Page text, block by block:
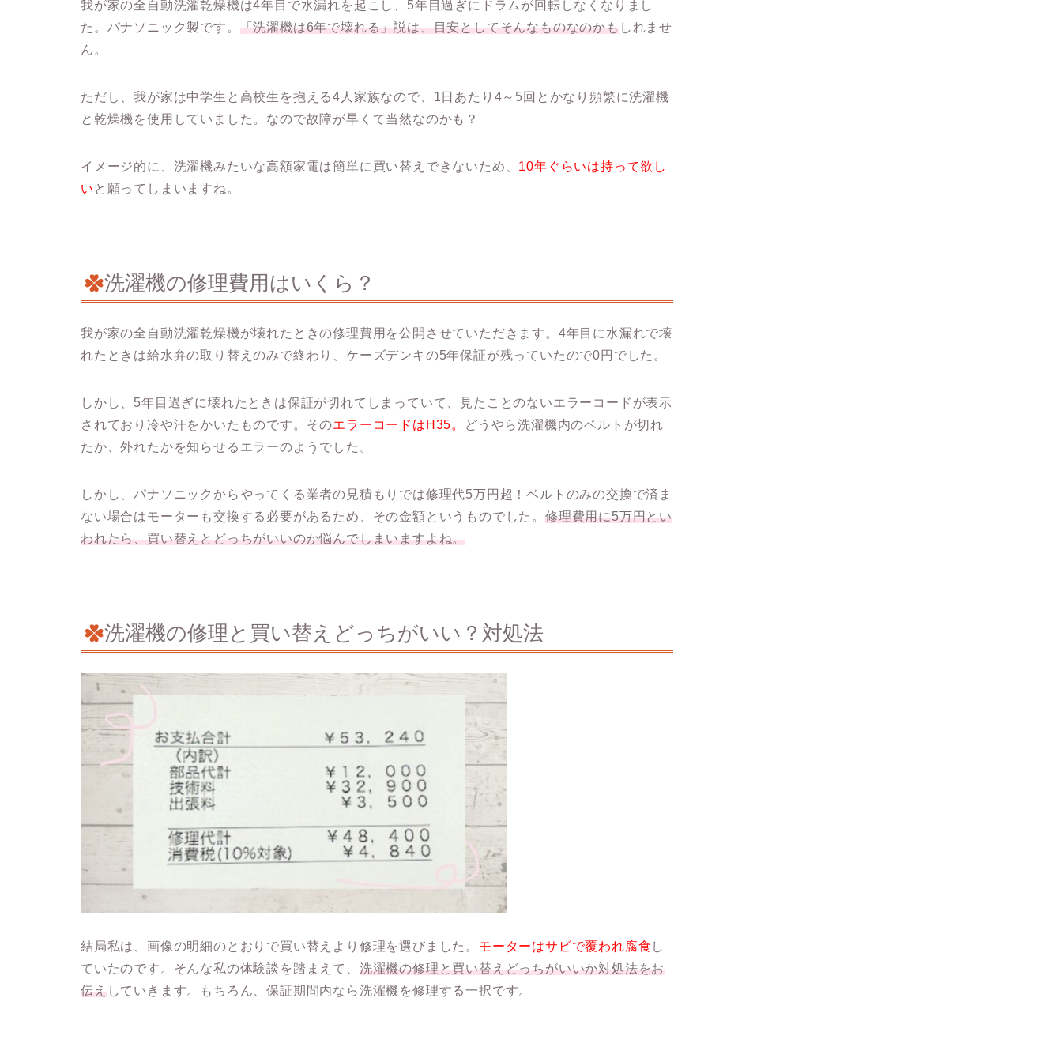
我が家の全自動洗濯乾燥機は4年目で水漏れを起こし、5年目過ぎにドラムが回転しなくなりまし
た。パナソニック製です。 「洗濯機は6年で壊れる」説は、目安としてそんなものなのかもしれませ
ん。
ただし、我が家は中学生と高校生を抱える4人家族なので、1日あたり4～5回とかなり頻繁に洗濯機
と乾燥機を使用していました。なので故障が早くて当然なのかも？
イメージ的に、洗濯機みたいな高額家電は簡単に買い替えできないため、 10年ぐらいは持って欲し
い と願ってしまいますね。
洗濯機の修理費用はいくら？
我が家の全自動洗濯乾燥機が壊れたときの修理費用を公開させていただきます。4年目に水漏れで壊
れたときは給水弁の取り替えのみで終わり、ケーズデンキの5年保証が残っていたので0円でした。
しかし、5年目過ぎに壊れたときは保証が切れてしまっていて、見たことのないエラーコードが表示
されており冷や汗をかいたものです。そのエラーコードはH35。
どうやら洗濯機内のベルトが切れ
たか、外れたかを知らせるエラーのようでした。
しかし、パナソニックからやってくる業者の見積もりでは修理代5万円超！ベルトのみの交換で済ま
ない場合はモーターも交換する必要があるため、その金額というものでした。 修理費用に5万円とい
われたら、買い替えとどっちがいいのか悩んでしまいますよね。
洗濯機の修理と買い替えどっちがいい？対処法
結局私は、画像の明細のとおりで買い替えより修理を選びました。 モーターはサビで覆われ腐食 し
ていたのです。そんな私の体験談を踏まえて、 洗濯機の修理と買い替えどっちがいいか対処法をお
伝えしていきます。もちろん、保証期間内なら洗濯機を修理する一択です。